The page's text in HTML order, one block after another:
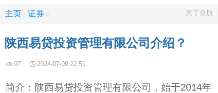
主页 > 证券 > 淘丁企服
陕西易贷投资管理有限公司介绍？
97 2024-07-09 22:51
简介：陕西易贷投资管理有限公司，始于2014年